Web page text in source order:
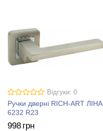
Відгуки: 0
Ручки дверні RICH-ART ЛІНА
6232 R23
998 грн